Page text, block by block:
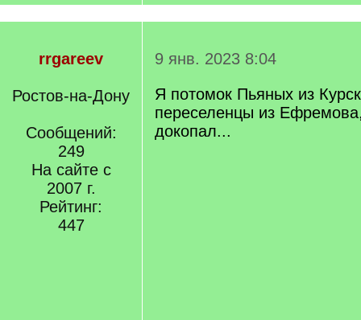
rrgareev
Ростов-на-Дону
Сообщений:
249
На сайте с
2007 г.
Рейтинг:
447
9 янв. 2023 8:04
Я потомок Пьяных из
переселенцы из
докопал...